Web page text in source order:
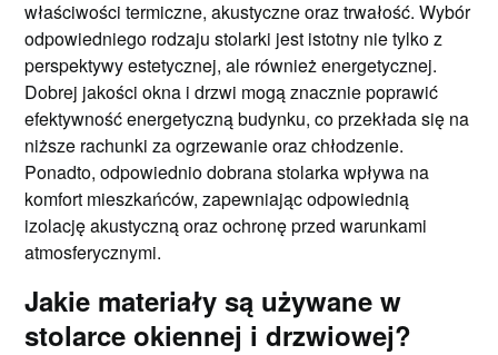
właściwości termiczne, akustyczne oraz trwałość. Wybór
odpowiedniego rodzaju stolarki jest istotny nie tylko z
perspektywy estetycznej, ale również energetycznej.
Dobrej jakości okna i drzwi mogą znacznie poprawić
efektywność energetyczną budynku, co przekłada się na
niższe rachunki za ogrzewanie oraz chłodzenie.
Ponadto, odpowiednio dobrana stolarka wpływa na
komfort mieszkańców, zapewniając odpowiednią
izolację akustyczną oraz ochronę przed warunkami
atmosferycznymi.
Jakie materiały są używane w
stolarce okiennej i drzwiowej?